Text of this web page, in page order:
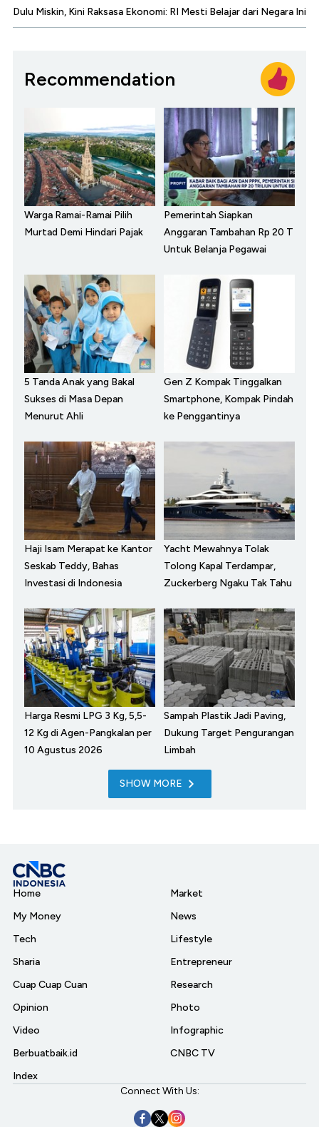
Dulu Miskin, Kini Raksasa Ekonomi: RI Mesti Belajar dari Negara Ini
Recommendation
Warga Ramai-Ramai Pilih
Murtad Demi Hindari Pajak
Pemerintah Siapkan
Anggaran Tambahan Rp 20 T
Untuk Belanja Pegawai
5 Tanda Anak yang Bakal
Sukses di Masa Depan
Menurut Ahli
Gen Z Kompak Tinggalkan
Smartphone, Kompak Pindah
ke Penggantinya
Haji Isam Merapat ke Kantor
Seskab Teddy, Bahas
Investasi di Indonesia
Yacht Mewahnya Tolak
Tolong Kapal Terdampar,
Zuckerberg Ngaku Tak Tahu
Harga Resmi LPG 3 Kg, 5,5-
12 Kg di Agen-Pangkalan per
10 Agustus 2026
Sampah Plastik Jadi Paving,
Dukung Target Pengurangan
Limbah
SHOW MORE
Home
My Money
Tech
Sharia
Cuap Cuap Cuan
Opinion
Video
Berbuatbaik.id
Index
Market
News
Lifestyle
Entrepreneur
Research
Photo
Infographic
CNBC TV
Connect With Us: